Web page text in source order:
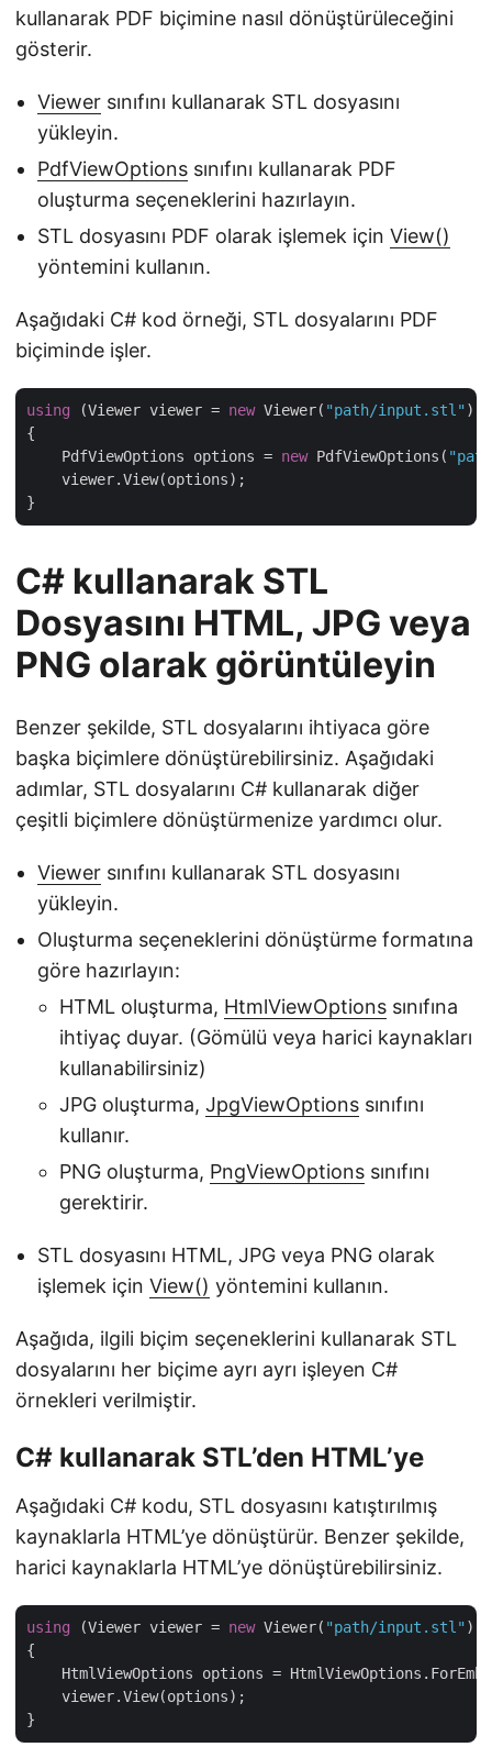
kullanarak PDF biçimine nasıl dönüştürüleceğini
gösterir.
Viewer sınıfını kullanarak STL dosyasını
yükleyin.
PdfViewOptions sınıfını kullanarak PDF
oluşturma seçeneklerini hazırlayın.
STL dosyasını PDF olarak işlemek için View()
yöntemini kullanın.
Aşağıdaki C# kod örneği, STL dosyalarını PDF
biçiminde işler.
using (Viewer viewer = new Viewer( "path/input.stl" ))
{
    PdfViewOptions options =
new PdfViewOptions(
    viewer.View(options);
C# kullanarak STL
Dosyasını HTML, JPG veya
PNG olarak görüntüleyin
Benzer şekilde, STL dosyalarını ihtiyaca göre
başka biçimlere dönüştürebilirsiniz. Aşağıdaki
adımlar, STL dosyalarını C# kullanarak diğer
çeşitli biçimlere dönüştürmenize yardımcı olur.
Viewer sınıfını kullanarak STL dosyasını
yükleyin.
Oluşturma seçeneklerini dönüştürme formatına
göre hazırlayın:
HTML oluşturma, HtmlViewOptions sınıfına
ihtiyaç duyar. (Gömülü veya harici kaynakları
kullanabilirsiniz)
JPG oluşturma, JpgViewOptions sınıfını
kullanır.
PNG oluşturma, PngViewOptions sınıfını
gerektirir.
STL dosyasını HTML, JPG veya PNG olarak
işlemek için View() yöntemini kullanın.
Aşağıda, ilgili biçim seçeneklerini kullanarak STL
dosyalarını her biçime ayrı ayrı işleyen C#
örnekleri verilmiştir.
C# kullanarak STL’den HTML’ye
Aşağıdaki C# kodu, STL dosyasını katıştırılmış
kaynaklarla HTML’ye dönüştürür. Benzer şekilde,
harici kaynaklarla HTML’ye dönüştürebilirsiniz.
using (Viewer viewer = new Viewer( "path/input.stl" ))
{
HtmlViewOptions options =
    viewer.View(options);